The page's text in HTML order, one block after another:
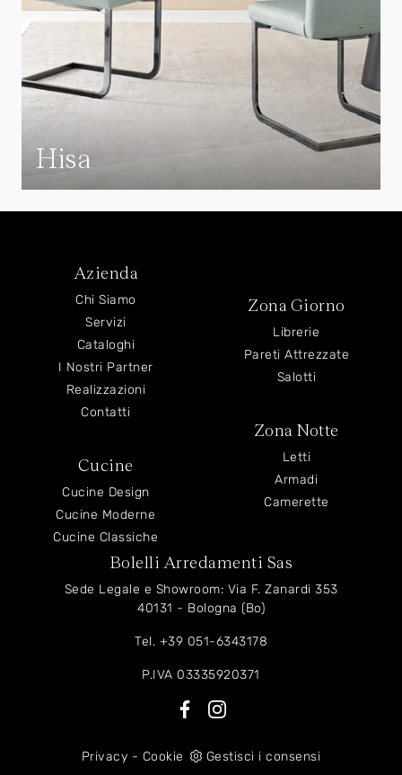
Hisa
Azienda
Chi Siamo
Servizi
Cataloghi
I Nostri Partner
Realizzazioni
Contatti
Cucine
Cucine Design
Cucine Moderne
Cucine Classiche
Zona Giorno
Librerie
Pareti Attrezzate
Salotti
Zona Notte
Letti
Armadi
Camerette
Bolelli Arredamenti Sas
Sede Legale e Showroom: Via F. Zanardi 353
40131 - Bologna (Bo)
Tel. +39 051-6343178
P.IVA 03335920371
Privacy - Cookie Gestisci i consensi